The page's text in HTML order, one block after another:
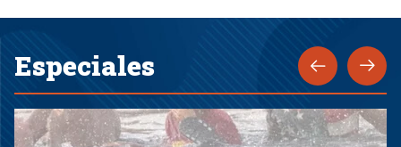
Especiales